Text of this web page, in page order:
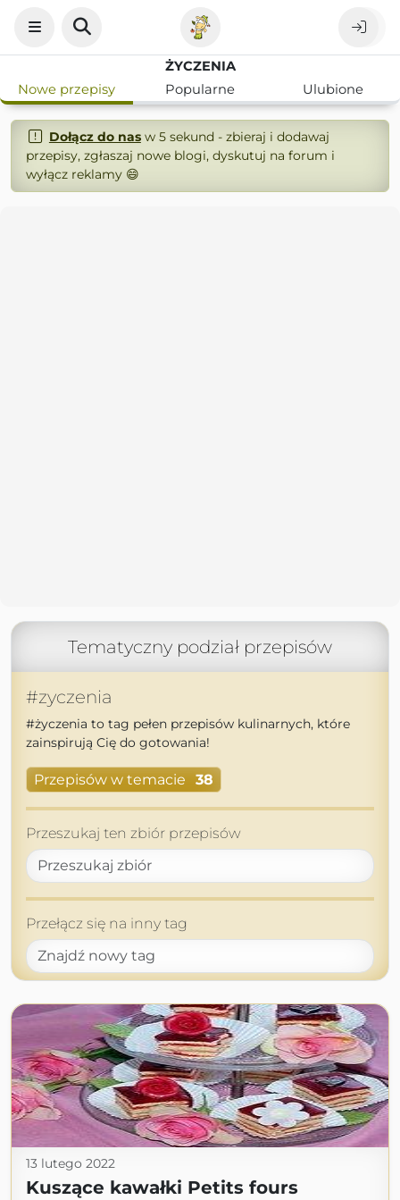
ŻYCZENIA
Nowe przepisy
Popularne Ulubione
Dołącz do nasw 5 sekund - zbieraj i dodawaj
przepisy, zgłaszaj nowe blogi, dyskutuj na forum i
wyłącz reklamy 😄
Tematyczny podział przepisów
#zyczenia
#życzenia to tag pełen przepisów kulinarnych, które
zainspirują Cię do gotowania!
Przepisów w temacie 38
Przeszukaj ten zbiór przepisów
Przełącz się na inny tag
13 lutego 2022
Kuszące kawałki Petits fours